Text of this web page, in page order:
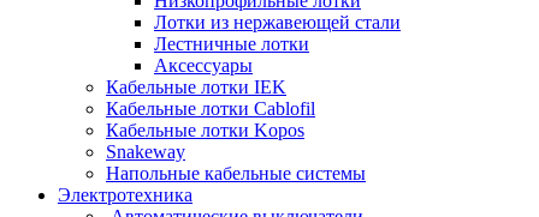
Лотки из нержавеющей стали
Лестничные лотки
Аксессуары
Кабельные лотки IEK
Кабельные лотки Cablofil
Кабельные лотки Kopos
Snakeway
Напольные кабельные системы
Электротехника